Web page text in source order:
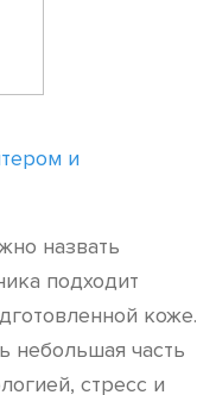
и
назвать
подходит
коже.
небольшая часть
стресс и